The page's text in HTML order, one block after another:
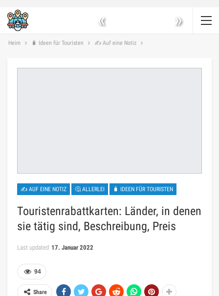
« »
Heim 🧳 Ideen für Touristen ✍ Auf eine Notiz
✍ AUF EINE NOTIZ 🤔 ALLERLEI 🧳 IDEEN FÜR TOURISTEN
Touristenrabattkarten: Länder, in denen
sie tätig sind, Beschreibung, Preis
Last updated 17. Januar 2022
94
Share